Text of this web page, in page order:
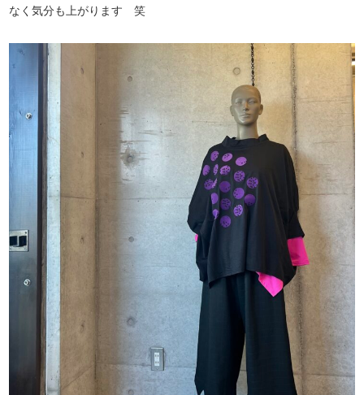
なく気分も上がります 笑